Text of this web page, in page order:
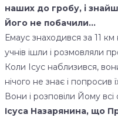
наших до гробу, і
Його не побачили…
Емаус знаходився за 11
учнів ішли і розмовляли
Коли Ісус наблизився,
нічого не знає і попросив
Вони і розповіли Йому всі
Ісуса Назарянина, що